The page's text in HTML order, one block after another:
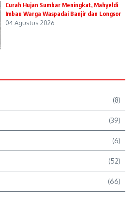
Curah Hujan Sumbar Meningkat, Mahyeldi
Imbau Warga Waspadai Banjir dan Longsor
04 Agustus 2026
(8)
(39)
(6)
(52)
(66)